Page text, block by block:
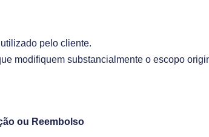
pelo cliente.
modifiquem substancialmente o escopo
ou Reembolso